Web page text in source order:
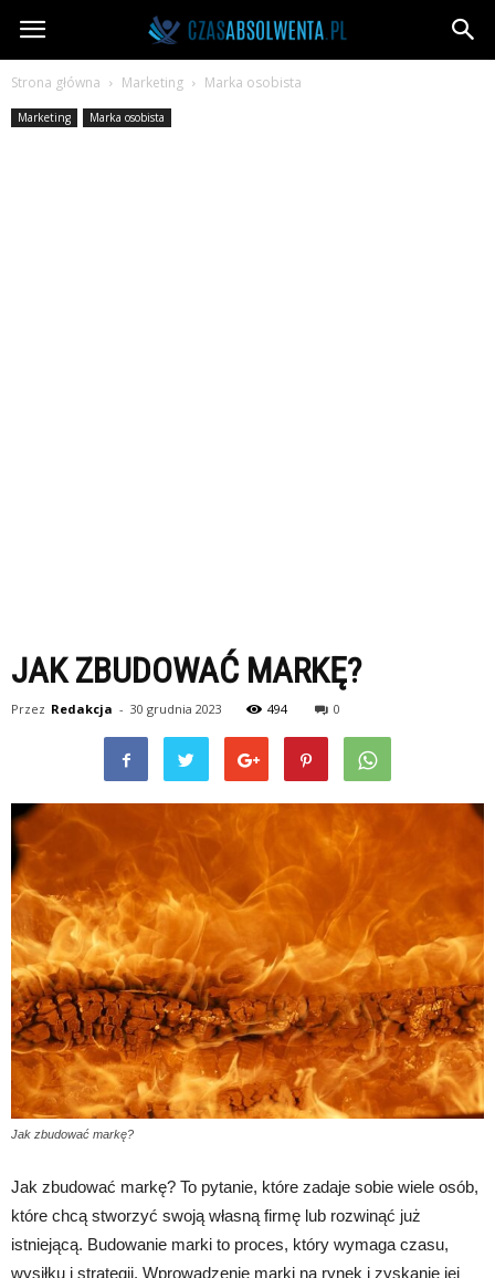
CzasAbsolwenta.pl
Strona główna Marketing Marka osobista
Marketing Marka osobista
JAK ZBUDOWAĆ MARKĘ?
Przez Redakcja - 30 grudnia 2023 494 0
Jak zbudować markę?
Jak zbudować markę? To pytanie, które zadaje sobie wiele osób,
które chcą stworzyć swoją własną firmę lub rozwinąć już
istniejącą. Budowanie marki to proces, który wymaga czasu,
wysiłku i strategii. Wprowadzenie marki na rynek i zyskanie jej